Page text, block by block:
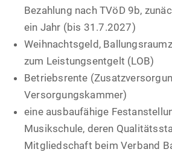
Bezahlung nach TVöD 9b,
ein Jahr (bis 31.7.2027)
Weihnachtsgeld,
zum Leistungsentgelt (LOB)
Betriebsrente
Versorgungskammer)
eine ausbaufähige
Musikschule, deren
Mitgliedschaft beim Verband